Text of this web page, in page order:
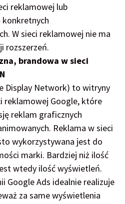
reklamowej lub
W sieci reklamowej nie ma
rozszerzeń.
brandowa w sieci
Display Network) to witryny
reklamowej Google, które
reklam graficznych
Reklama w sieci
wykorzystywana jest do
marki. Bardziej niż ilość
wtedy ilość wyświetleń.
Google Ads idealnie realizuje
za same wyświetlenia